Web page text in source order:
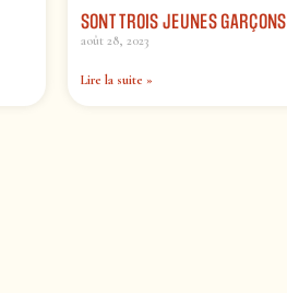
SONT TROIS JEUNES GARÇONS
août 28, 2023
Lire la suite »